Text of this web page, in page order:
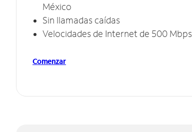
México
Sin llamadas caídas
Velocidades de Internet de 500 Mbps
Comenzar